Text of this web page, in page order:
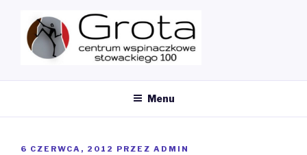
MY CMS
Menu
OPUBLIKOWANE
6 CZERWCA, 2012 PRZEZ ADMIN